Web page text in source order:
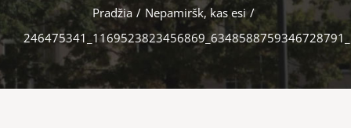
Pradžia / Nepamiršk, kas esi /